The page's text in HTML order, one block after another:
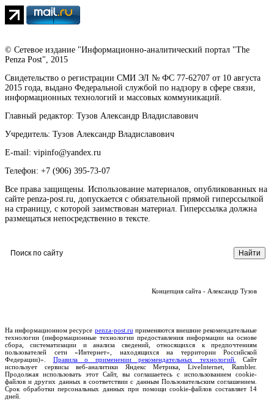
© Сетевое издание "Информационно-аналитический портал "The
Penza Post", 2015
Свидетельство о регистрации СМИ ЭЛ № ФС 77-62707 от 10 августа
2015 года, выдано Федеральной службой по надзору в сфере связи,
информационных технологий и массовых коммуникаций.
Главный редактор: Тузов Александр Владиславович
Учредитель: Тузов Александр Владиславович
E-mail: vipinfo@yandex.ru
Телефон: +7 (906) 395-73-07
Все права защищены. Использование материалов, опубликованных на
сайте penza-post.ru, допускается с обязательной прямой гиперссылкой
на страницу, с которой заимствован материал. Гиперссылка должна
размещаться непосредственно в тексте.
Концепция сайта - Александр Тузов
На информационном ресурсе penza-post.ru применяются внешние рекомендательные
технологии (информационные технологии предоставления информации на основе
сбора, систематизации и анализа сведений, относящихся к предпочтениям
пользователей сети «Интернет», находящихся на территории Российской
Федерации)». Правила о применении рекомендательных технологий.
Сайт
использует сервисы веб-аналитики Яндекс Метрика, LiveInternet, Rambler.
Продолжая использовать этот Сайт, вы соглашаетесь с использованием cookie-
файлов и других данных в соответствии с данным Пользовательским соглашением.
Срок обработки персональных данных при помощи cookie-файлов составляет 14
дней.